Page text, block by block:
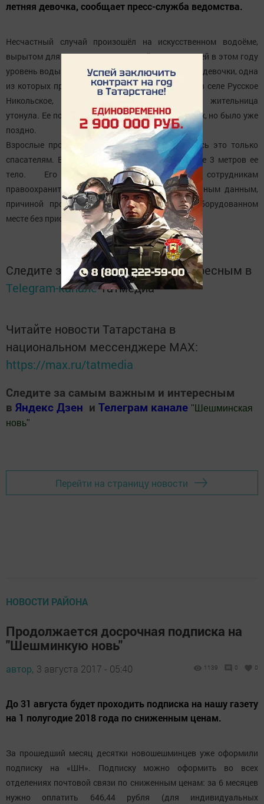
летняя девочка, сообщает пресс-служба ведомства.
Несчастный случай произошёл на искусственном водоёме,
вырытом для полива сельхозугодий. Из-за дождей в этом году
уровень воды в нём значительно повысился. Две девочки, одна
из которых приехала из Казани, а другая жила в селе Русское
Никольское, купались в водоеме, и местная жительница
утонула. Ее подруга позвала на помощь взрослых, но было уже
поздно.
Взрослые пробовали искать девочку, но удалось это только
спасателям. В 19.50 водолазы нашли на глубине 3 метров ее
тело. Его подняли и передали сотрудникам
правоохранительных органов. По предварительным данным,
причиной происшествия стало купание в необорудованном
месте без присмотра взрослых.
Следите за самым важным и интересным в
Telegram-каналеТатмедиа
Читайте новости Татарстана в
национальном мессенджере MАХ:
https://max.ru/tatmedia
Следите за самым важным и интересным
в Яндекс Дзен и Телеграм канале " Шешминская
новь"
Перейти на страницу новости
НОВОСТИ РАЙОНА
Продолжается досрочная подписка на
"Шешминкую новь"
автор, 3 августа 2017 - 05:40 1139 0 0
До 31 августа будет проходить подписка на нашу газету
на 1 полугодие 2018 года по сниженным ценам.
За прошедший месяц десятки новошешминцев уже оформили
подписку на «ШН». Подписку можно оформить во всех
отделениях почтовой связи по сниженным ценам: за 6 месяцев
нужно оплатить 646,44 рубля (для индивидуальных